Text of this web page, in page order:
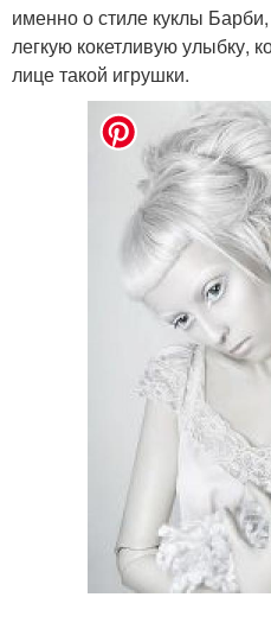
именно о стиле куклы
легкую кокетливую улыбку,
лице такой игрушки.